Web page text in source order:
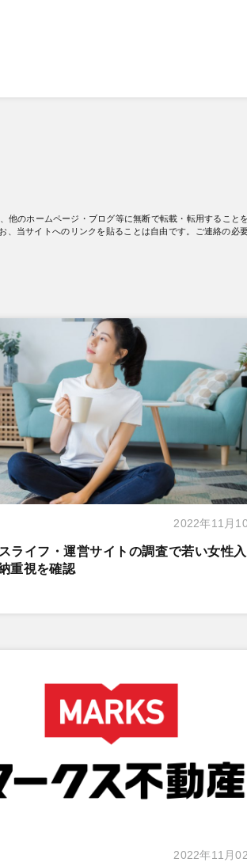
他のホームページ・ブログ等に無断で転載・転用すること
、当サイトへのリンクを貼ることは自由です。ご連絡の必
2022年11月
ライフ・運営サイトの調査で若い女性
重視を確認
2022年11月